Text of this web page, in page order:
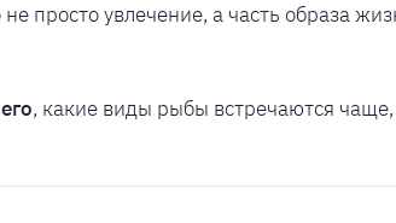
просто увлечение, а часть образа
, какие виды рыбы встречаются